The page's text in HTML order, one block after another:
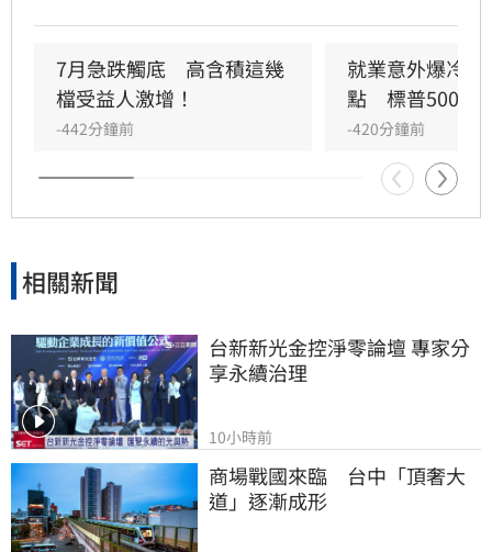
19.13%，居市場之冠，主動野村臺灣優選與中信
小資高價30漲幅亦突破18%。法人分析，儘管大
盤震盪，但透過靈活的選股策略與資金輪動，相
關標的展現出強大的抗跌追漲能力。展望後市，
分析師認為AI長線結構未變，台廠供應鏈動能依
然穩健，建議投資人採取分散佈局策略，適度控
期成長，以穩健心態應對市場波動，追求時間帶
7月急跌觸底　高含積這幾
檔受益人激增！
-442分鐘前
就業意外爆冷
點　標普500新
-420分鐘前
相關新聞
台新新光金控淨零論壇 專家分
享永續治理
10小時前
商場戰國來臨　台中「頂奢大
道」逐漸成形